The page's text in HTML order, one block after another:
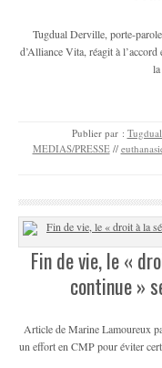
Tugdual Derville, porte-
d’Alliance Vita, réagit à
Publier par :
MEDIAS/PRESSE //
Fin de vie, le «
continue »
Article de Marine Lamoureux
un effort en CMP pour éviter